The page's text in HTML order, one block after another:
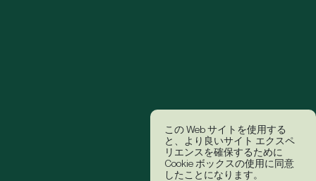
この Web サイトを使用する
と、より良いサイト エクスペ
リエンスを確保するために
Cookie ボックスの使用に同意
したことになります。